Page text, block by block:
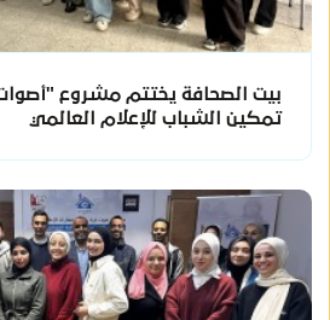
بيت الصحافة يختتم مشروع
تمكين الشباب للإعلام العالمي